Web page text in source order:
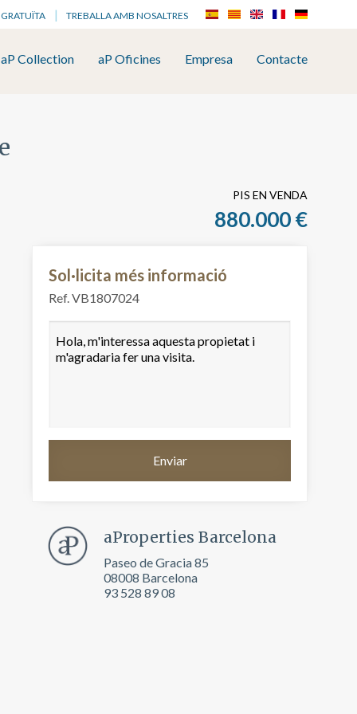
TREBALLA AMB NOSALTRES
aP Collection aP Oficines Empresa Contacte
PIS EN VENDA
880.000 €
Sol·licita més informació
Ref. VB1807024
aProperties Barcelona
Paseo de Gracia 85
08008 Barcelona
93 528 89 08
ho
web.